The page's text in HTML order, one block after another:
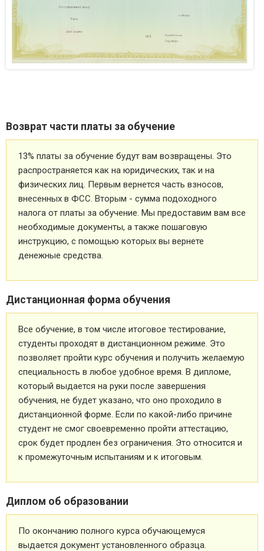
Возврат части платы за обучение
13% платы за обучение будут вам возвращены. Это
распространяется как на юридических, так и на
физических лиц. Первым вернется часть взносов,
внесенных в ФСС. Вторым - сумма подоходного
налога от платы за обучение. Мы предоставим вам все
необходимые документы, а также пошаговую
инструкцию, с помощью которых вы вернете
денежные средства.
Дистанционная форма обучения
Все обучение, в том числе итоговое тестирование,
студенты проходят в дистанционном режиме. Это
позволяет пройти курс обучения и получить желаемую
специальность в любое удобное время. В дипломе,
который выдается на руки после завершения
обучения, не будет указано, что оно проходило в
дистанционной форме. Если по какой-либо причине
студент не смог своевременно пройти аттестацию,
срок будет продлен без ограничения. Это относится и
к промежуточным испытаниям и к итоговым.
Диплом об образовании
По окончанию полного курса обучающемуся
выдается документ установленного образца.